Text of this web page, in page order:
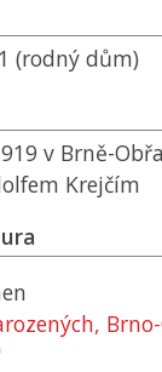
(rodný dům)
v Brně-
Krejčím